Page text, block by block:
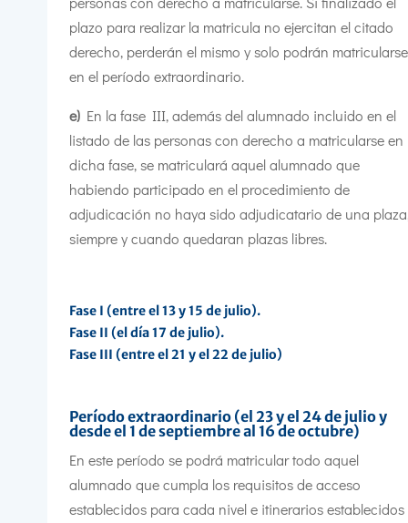
plazo para realizar la matricula no ejercitan el citado
derecho, perderán el mismo y solo podrán matricularse
en el período extraordinario.
e) En la fase III, además del alumnado incluido en el
listado de las personas con derecho a matricularse en
dicha fase, se matriculará aquel alumnado que
habiendo participado en el procedimiento de
adjudicación no haya sido adjudicatario de una
siempre y cuando quedaran plazas libres.
Fase I (entre el 13 y 15 de julio).
Fase II (el día 17 de julio).
Fase III (entre el 21 y el 22 de julio)
Período extraordinario (el 23 y el 24 de julio y
desde el 1 de septiembre al 16 de octubre)
En este período se podrá matricular todo aquel
alumnado que cumpla los requisitos de acceso
establecidos para cada nivel e itinerarios establecidos